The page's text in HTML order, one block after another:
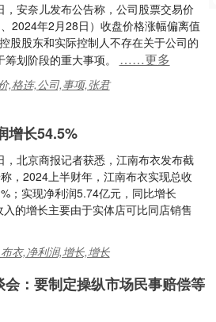
安奈儿发布公告称，公司股票交易价
2024年2月28日）收盘价格涨幅偏离值
股股东和实际控制人不存在关于公司的
划阶段的重大事项。 ……更多
,格连,公司,事项,张君
增长54.5%
北京商报记者获悉，江南布衣发布截
，2024上半财年，江南布衣实现总收
；实现净利润5.74亿元，同比增长
的增长主要由于实体店可比同店销售
衣,净利润,增长,增长
：要制定操纵市场民事赔偿等